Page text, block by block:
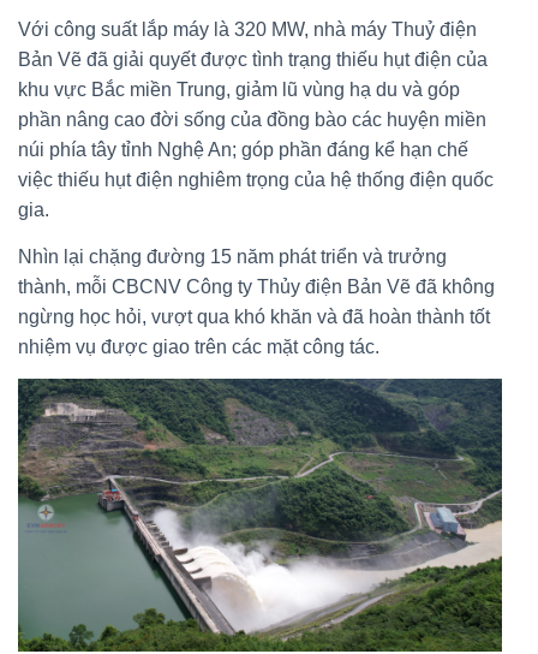
Với công suất lắp máy là 320 MW, nhà máy Thuỷ điện
Bản Vẽ đã giải quyết được tình trạng thiếu hụt điện của
khu vực Bắc miền Trung, giảm lũ vùng hạ du và góp
phần nâng cao đời sống của đồng bào các huyện miền
núi phía tây tỉnh Nghệ An; góp phần đáng kể hạn chế
việc thiếu hụt điện nghiêm trọng của hệ thống điện quốc
gia.
Nhìn lại chặng đường 15 năm phát triển và trưởng
thành, mỗi CBCNV Công ty Thủy điện Bản Vẽ đã không
ngừng học hỏi, vượt qua khó khăn và đã hoàn thành tốt
nhiệm vụ được giao trên các mặt công tác.